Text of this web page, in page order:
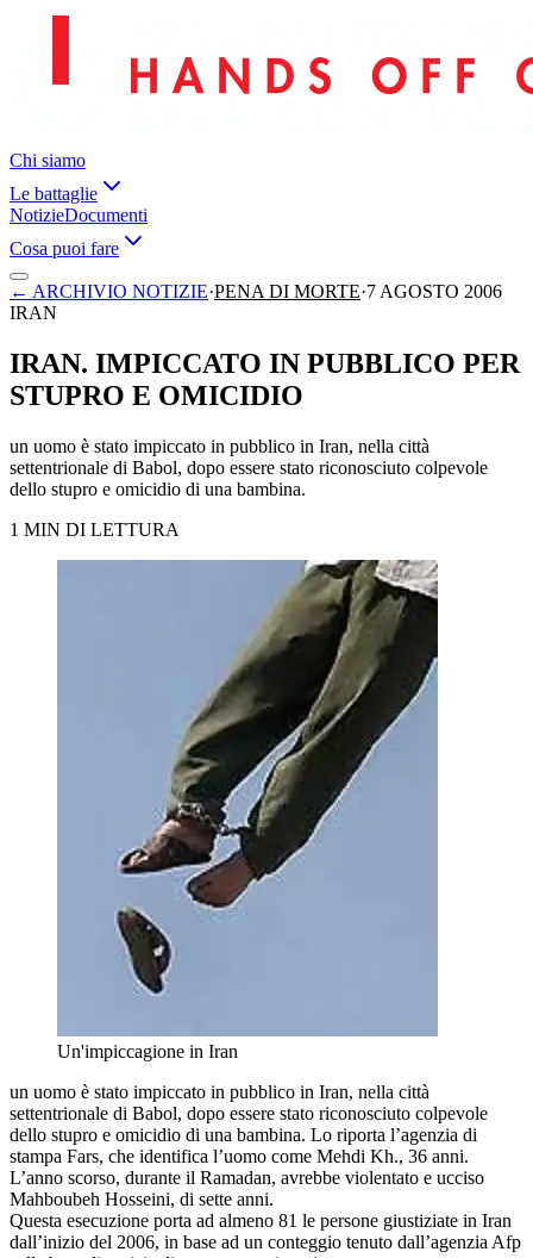
Chi siamo
Le battaglie
NotizieDocumenti
Cosa puoi fare
← ARCHIVIO NOTIZIE·PENA DI MORTE·7 AGOSTO 2006
IRAN
IRAN. IMPICCATO IN PUBBLICO PER
STUPRO E OMICIDIO
un uomo è stato impiccato in pubblico in Iran, nella città
settentrionale di Babol, dopo essere stato riconosciuto colpevole
dello stupro e omicidio di una bambina.
1 MIN DI LETTURA
Un'impiccagione in Iran
un uomo è stato impiccato in pubblico in Iran, nella città
settentrionale di Babol, dopo essere stato riconosciuto colpevole
dello stupro e omicidio di una bambina. Lo riporta l’agenzia di
stampa Fars, che identifica l’uomo come Mehdi Kh., 36 anni.
L’anno scorso, durante il Ramadan, avrebbe violentato e ucciso
Mahboubeh Hosseini, di sette anni.
Questa esecuzione porta ad almeno 81 le persone giustiziate in Iran
dall’inizio del 2006, in base ad un conteggio tenuto dall’agenzia Afp